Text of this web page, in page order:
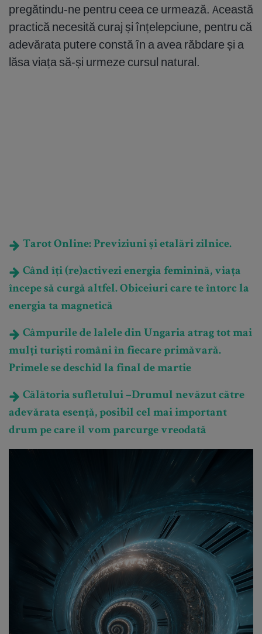
pregătindu-ne pentru ceea ce urmează. Această
practică necesită curaj și înțelepciune, pentru că
adevărata putere constă în a avea răbdare și a
lăsa viața să-și urmeze cursul natural.
Tarot Online: Previziuni și etalări zilnice.
Când îți (re)activezi energia feminină, viața
începe să curgă altfel. Obiceiuri care te întorc la
energia ta magnetică
Câmpurile de lalele din Ungaria atrag tot mai
mulți turiști români în fiecare primăvară.
Primele se deschid la final de martie
Călătoria sufletului –Drumul nevăzut către
adevărata esență, posibil cel mai important
drum pe care îl vom parcurge vreodată